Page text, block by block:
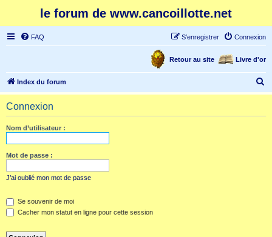
le forum de www.cancoillotte.net
FAQ Connexion
S’enregistrer
Livre d'or
Retour au site
Index du forum
e
Connexion
Nom d’utilisateur :
Mot de passe :
J’ai oublié mon mot de passe
Se souvenir de moi
Cacher mon statut en ligne pour cette session